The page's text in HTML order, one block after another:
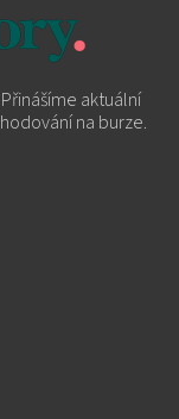
aktuální
na burze.